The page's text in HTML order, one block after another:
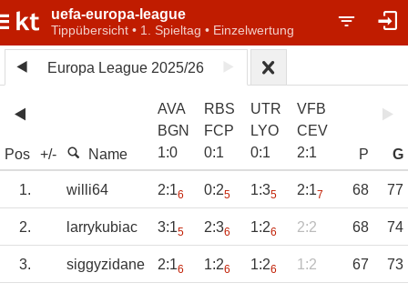
uefa-europa-league
Tippübersicht • 1. Spieltag • Einzelwertung
Europa League 2025/26
Pos +/- Name
AVA
BGN
1:0
RBS
FCP
0:1
UTR
LYO
0:1
VFB
CEV
2:1 P G
1. willi64 2:16 0:25 1:35 2:17 68 77
2. larrykubiac 3:15 2:36 1:26 2:2 68 74
3. siggyzidane 2:16 1:26 1:26 1:2 67 73